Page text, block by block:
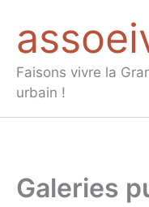
contenu
Faisons vivre la
urbain !
Galeries